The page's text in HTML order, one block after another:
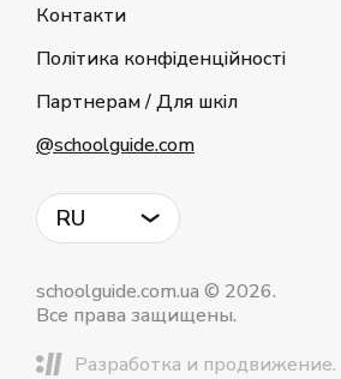
Контакти
Політика конфіденційності
Партнерам / Для шкіл
@schoolguide.com
RU
schoolguide.com.ua © 2026.
Все права защищены.
Разработка и продвижение.